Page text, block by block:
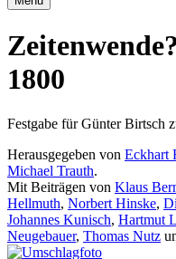
1800
Festgabe für Günter Birtsch
Herausgegeben von Eckhart
Michael Trauth.
Mit Beiträgen von Klaus
Hellmuth, Norbert Hinske,
Johannes Kunisch, Hartmut
Neugebauer, Thomas Nutz